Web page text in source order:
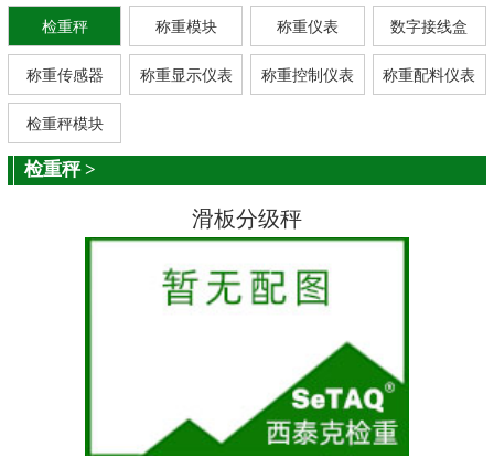
检重秤 称重模块 称重仪表 数字接线盒
称重传感器 称重显示仪表 称重控制仪表 称重配料仪表
检重秤模块
检重秤 >
滑板分级秤